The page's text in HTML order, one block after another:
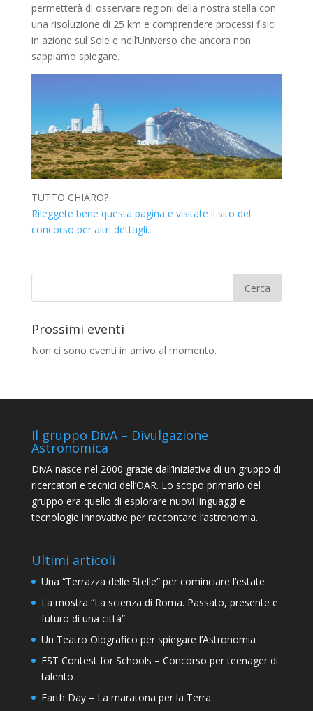
permetterà di osservare regioni della nostra stella con
una risoluzione di 25 km e comprendere processi fisici
in azione sul Sole e nell’Universo che ancora non
sappiamo spiegare.
TUTTO CHIARO?
Rileggete bene questa pagina e visitate il sito del
concorso per altri dettagli.
Prossimi eventi
Non ci sono eventi in arrivo al momento.
Il gruppo DivA – Divulgazione
Astronomica
DivA nasce nel 2000 grazie dall’iniziativa di un gruppo di
ricercatori e tecnici dell’OAR. Lo scopo primario del
gruppo era quello di esplorare nuovi linguaggi e
tecnologie innovative per raccontare l’astronomia.
Ultimi articoli
Una “Terrazza delle Stelle” per cominciare l’estate
La mostra “La scienza di Roma. Passato, presente e
futuro di una città”
Un Teatro Olografico per spiegare l’Astronomia
EST Contest for Schools – Concorso per teenager di
talento
Earth Day – La maratona per la Terra